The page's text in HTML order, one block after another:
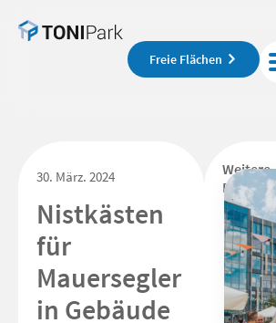
Freie Flächen
30. März. 2024
Nistkästen
für
Mauersegler
in Gebäude
Weitere
Beiträge